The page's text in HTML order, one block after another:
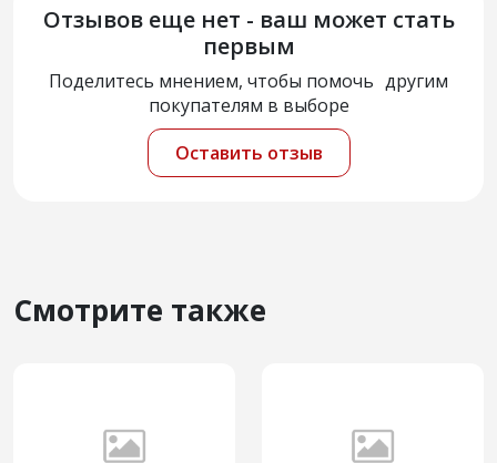
Отзывов еще нет - ваш может стать
первым
Поделитесь мнением, чтобы помочь другим
покупателям в выборе
Оставить отзыв
Смотрите также